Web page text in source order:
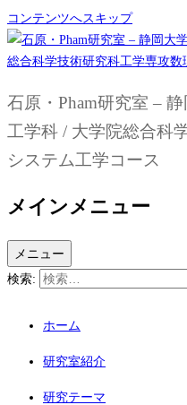
コンテンツへスキップ
石原・Pham研究室 –
工学科 / 大学院総合科
システム工学コース
メインメニュー
メニュー
検索:
ホーム
研究室紹介
研究テーマ